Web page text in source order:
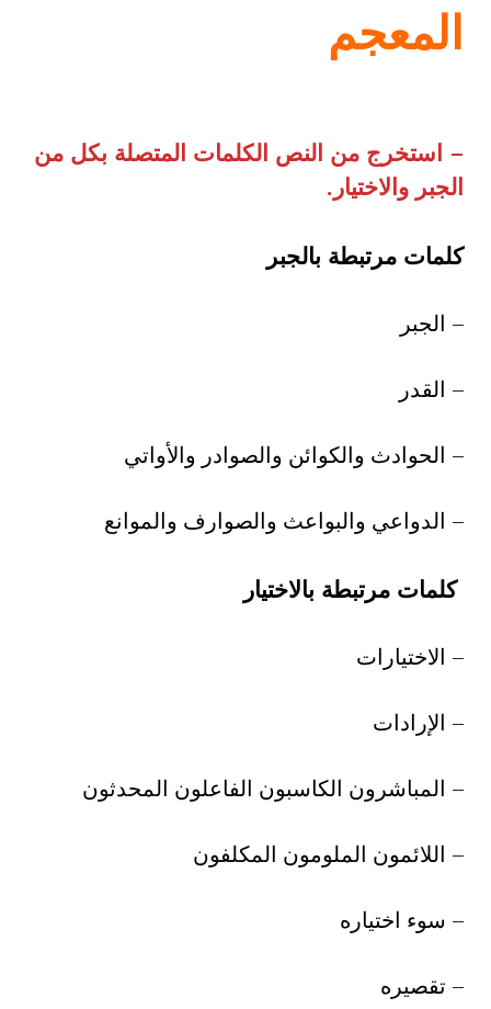
المعجم
– استخرج من النص الكلمات المتصلة بكل من
الجبر والاختيار .
كلمات مرتبطة بالجبر
– الجبر
– القدر
– الحوادث والكوائن والصوادر والأواتي
– الدواعي والبواعث والصوارف والموانع
كلمات مرتبطة بالاختيار
– الاختيارات
– الإرادات
– المباشرون الكاسبون الفاعلون المحدثون
– اللائمون الملومون المكلفون
– سوء اختياره
– تقصيره